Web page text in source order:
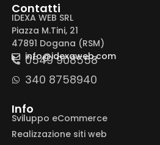
Contatti
IDEXA WEB SRL
Piazza M.Tini, 21
47891 Dogana (RSM)
info@idexaweb.com
0549 908558
340 8758940
Info
Sviluppo eCommerce
Realizzazione siti web